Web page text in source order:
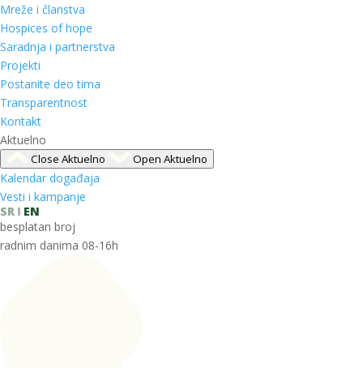
Mreže i članstva
Hospices of hope
Saradnja i partnerstva
Projekti
Postanite deo tima
Transparentnost
Kontakt
Aktuelno
Close Aktuelno Open Aktuelno
Kalendar događaja
Vesti i kampanje
SR
EN
besplatan broj
radnim danima 08-16h